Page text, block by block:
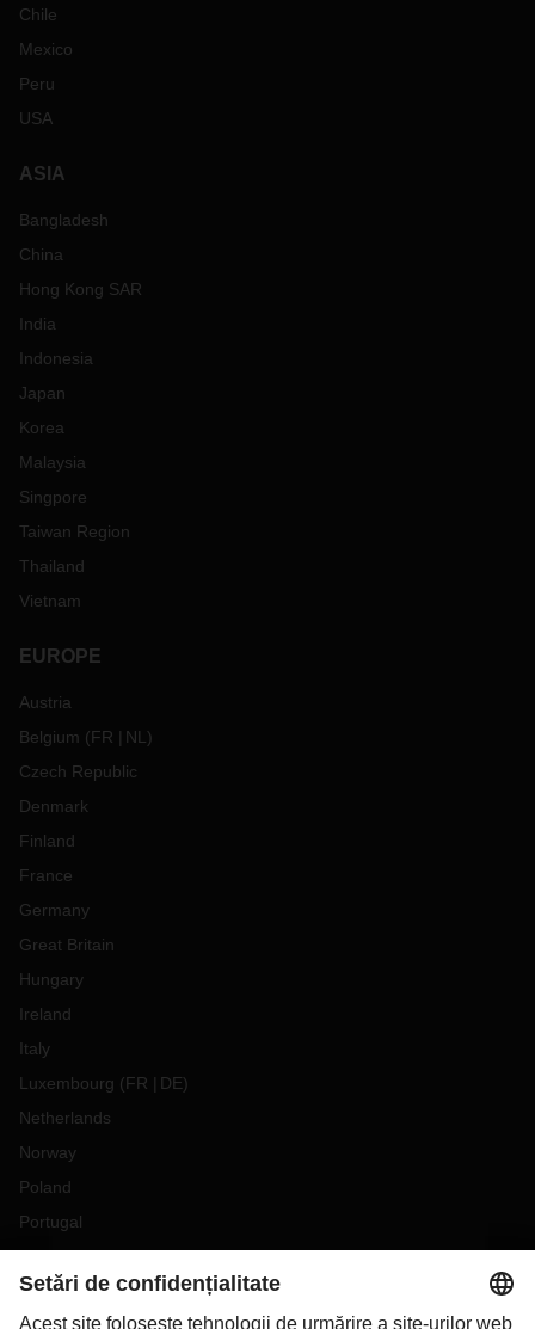
Chile
Mexico
Peru
USA
ASIA
Bangladesh
China
Hong Kong SAR
India
Indonesia
Japan
Korea
Malaysia
Singpore
Taiwan Region
Thailand
Vietnam
EUROPE
Austria
Belgium (FR NL )
Czech Republic
Denmark
Finland
France
Germany
Great Britain
Hungary
Ireland
Italy
Luxembourg (FR DE)
Netherlands
Norway
Poland
Portugal
Romania
Slovakia